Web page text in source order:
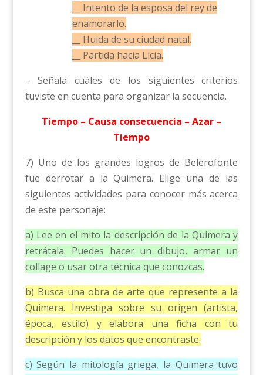
__ Intento de la esposa del rey de
enamorarlo.
__ Huida de su ciudad natal.
__ Partida hacia Licia.
– Señala cuáles de los siguientes criterios
tuviste en cuenta para organizar la secuencia.
Tiempo – Causa consecuencia – Azar –
Tiempo
7) Uno de los grandes logros de Belerofonte
fue derrotar a la Quimera. Elige una de las
siguientes actividades para conocer más acerca
de este personaje:
a) Lee en el mito la descripción de la Quimera y
retrátala. Puedes hacer un dibujo, armar un
collage o usar otra técnica que conozcas.
b) Busca una obra de arte que represente a la
Quimera. Investiga sobre su origen (artista,
época, estilo) y elabora una ficha con tu
descripción y los datos que encontraste.
c) Según la mitología griega, la Quimera tuvo